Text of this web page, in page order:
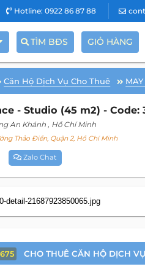
Hotline: 0922 86 87 88
TÌM BĐS GIỎ HÀNG
Căn Hộ Dịch Vụ Cho Thuê
- Studio (45 m2) - Code:
An Khánh , Hồ Chí Minh
Thảo Điền, Quận 2, Hồ Chí Minh
Zalo Chat
CHO THUÊ CĂN HỘ DỊCH